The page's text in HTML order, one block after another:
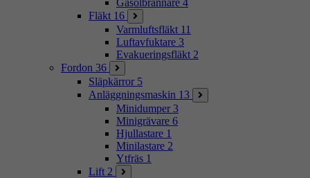
Gasolbrännare 4
Fläkt 16
Varmluftsfläkt 11
Luftavfuktare 3
Evakueringsfläkt 2
Fordon 36
Släpkärror 5
Anläggningsmaskin 13
Minidumper 3
Minigrävare 6
Hjullastare 1
Minilastare 2
Ytfräs 1
Lift 2